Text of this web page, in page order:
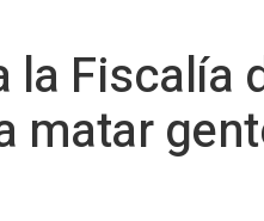
la Fiscalía
matar